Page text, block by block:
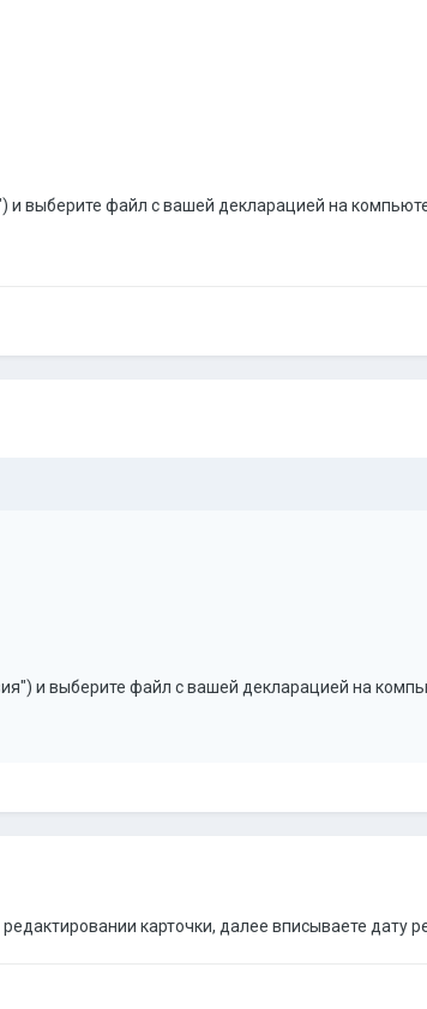
и выберите файл с вашей декларацией на
и выберите файл с вашей декларацией на
карточки, далее вписываете дату